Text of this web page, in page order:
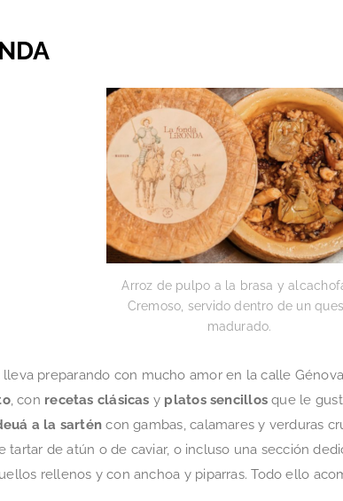
Arroz de pulpo a la brasa y
Cremoso, servido dentro de un
madurado.
lleva preparando con mucho amor en la calle
, con recetas clásicas y platos sencillos que le
a la sartén con gambas, calamares y verduras
tartar de atún o de caviar, o incluso una sección
rellenos y con anchoa y piparras. Todo ello